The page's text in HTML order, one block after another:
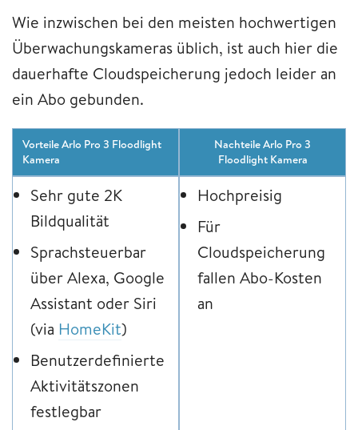
Wie inzwischen bei den meisten hochwertigen
Überwachungskameras üblich, ist auch hier die
dauerhafte Cloudspeicherung jedoch leider an
ein Abo gebunden.
Vorteile Arlo Pro 3 Floodlight
Kamera
Nachteile Arlo Pro 3
Floodlight Kamera
Sehr gute 2K
Bildqualität
Sprachsteuerbar
über Alexa, Google
Assistant oder Siri
(via HomeKit)
Benutzerdefinierte
Aktivitätszonen
festlegbar
Hochpreisig
Für
Cloudspeicherung
fallen Abo-Kosten
an